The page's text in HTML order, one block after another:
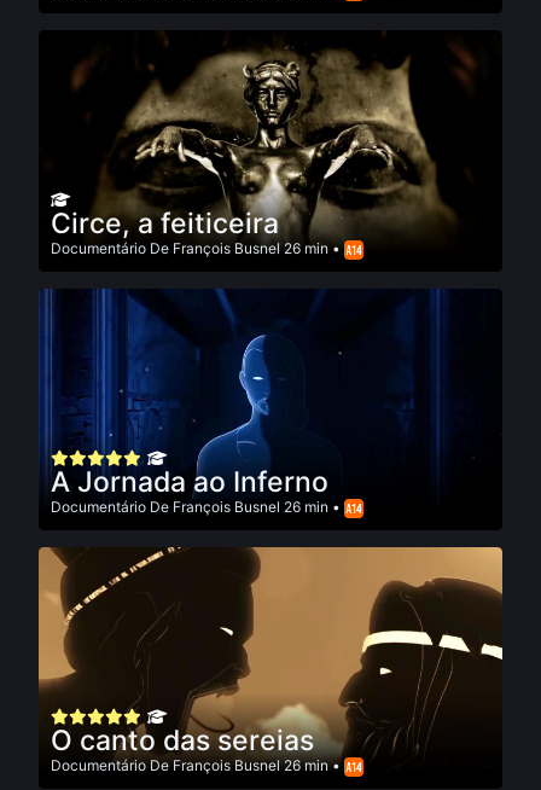
Circe, a feiticeira
Documentário De François Busnel26 min •
A Jornada ao Inferno
Documentário De François Busnel 26 min •
O canto das sereias
DocumentárioDeFrançois Busnel26 min •